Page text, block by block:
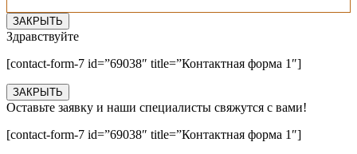
ЗАКРЫТЬ
Здравствуйте
[contact-form-7 id=”69038″ title=”Контактная форма 1″]
ЗАКРЫТЬ
Оставьте заявку и наши специалисты свяжутся с вами!
[contact-form-7 id=”69038″ title=”Контактная форма 1″]